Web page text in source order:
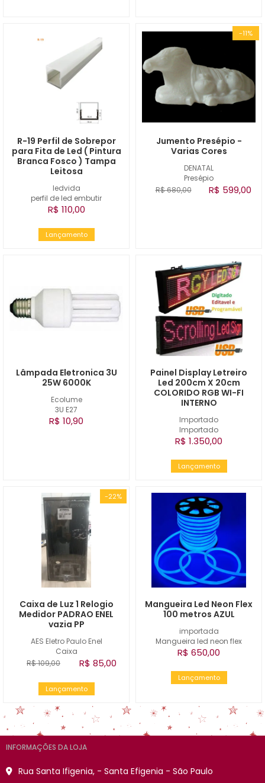
ledvida
perfil de led embutir
R-19 Perfil de Sobrepor
para Fita de Led ( Pintura
Branca Fosco ) Tampa
Leitosa
R$ 110,00
Lançamento
-11%
DENATAL
Presépio
Jumento Presépio -
Varias Cores
R$ 680,00 R$ 599,00
Ecolume
3U E27
Lâmpada Eletronica 3U
25W 6000K
R$ 10,90
Importado
Importado
Painel Display Letreiro
Led 200cm X 20cm
COLORIDO RGB WI-FI
INTERNO
R$ 1.350,00
Lançamento
-22%
AES Eletro Paulo Enel
Caixa
Caixa de Luz 1 Relogio
Medidor PADRAO ENEL
vazia PP
R$ 109,00 R$ 85,00
Lançamento
importada
Mangueira led neon flex
Mangueira Led Neon Flex
100 metros AZUL
R$ 650,00
Lançamento
INFORMAÇÕES DA LOJA
Rua Santa Ifigenia, - Santa Efigenia - São Paulo